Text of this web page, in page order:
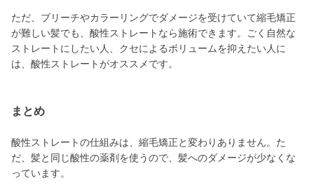
ただ、ブリーチやカラーリングでダメージを受けていて縮毛矯正
が難しい髪でも、酸性ストレートなら施術できます。ごく自然な
ストレートにしたい人、クセによるボリュームを抑えたい人に
は、酸性ストレートがオススメです。
まとめ
酸性ストレートの仕組みは、縮毛矯正と変わりありません。た
だ、髪と同じ酸性の薬剤を使うので、髪へのダメージが少なくな
っています。